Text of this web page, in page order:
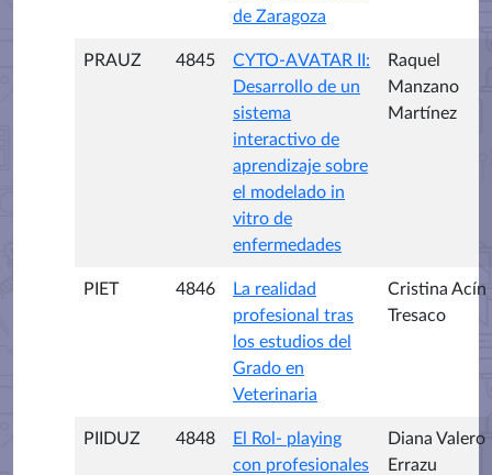
de Zaragoza
PRAUZ 4845
CYTO-AVATAR II:
Desarrollo de un
sistema
interactivo de
aprendizaje sobre
el modelado in
vitro de
enfermedades
Raquel
Manzano
Martínez
PIET 4846
La realidad
profesional tras
los estudios del
Grado en
Veterinaria
Cristina Acín
Tresaco
PIIDUZ 4848
El Rol- playing
con profesionales
Diana Valero
Errazu